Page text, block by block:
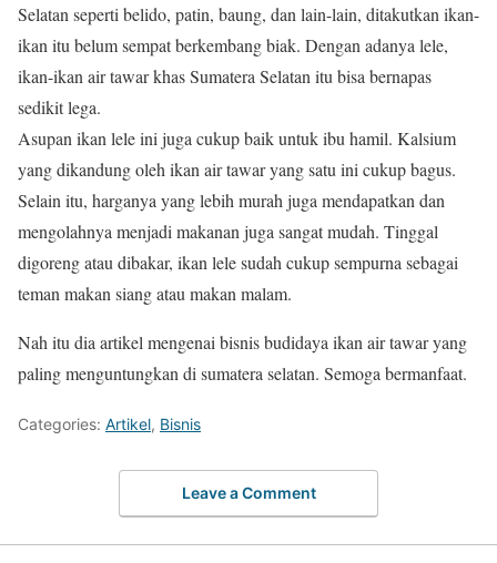
Selatan seperti belido, patin, baung, dan lain-lain, ditakutkan ikan-
ikan itu belum sempat berkembang biak. Dengan adanya lele,
ikan-ikan air tawar khas Sumatera Selatan itu bisa bernapas
sedikit lega.
Asupan ikan lele ini juga cukup baik untuk ibu hamil. Kalsium
yang dikandung oleh ikan air tawar yang satu ini cukup bagus.
Selain itu, harganya yang lebih murah juga mendapatkan dan
mengolahnya menjadi makanan juga sangat mudah. Tinggal
digoreng atau dibakar, ikan lele sudah cukup sempurna sebagai
teman makan siang atau makan malam.
Nah itu dia artikel mengenai bisnis budidaya ikan air tawar yang
paling menguntungkan di sumatera selatan. Semoga bermanfaat.
Categories: Artikel, Bisnis
Leave a Comment